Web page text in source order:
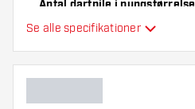
Antal dartpile i pungstørrelse
Se alle specifikationer